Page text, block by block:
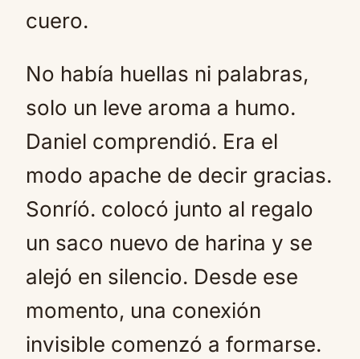
cuero.
No había huellas ni palabras,
solo un leve aroma a humo.
Daniel comprendió. Era el
modo apache de decir gracias.
Sonríó. colocó junto al regalo
un saco nuevo de harina y se
alejó en silencio. Desde ese
momento, una conexión
invisible comenzó a formarse.